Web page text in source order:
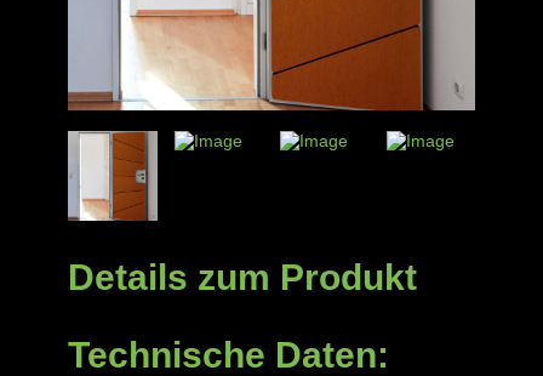
Details zum Produkt
Technische Daten: